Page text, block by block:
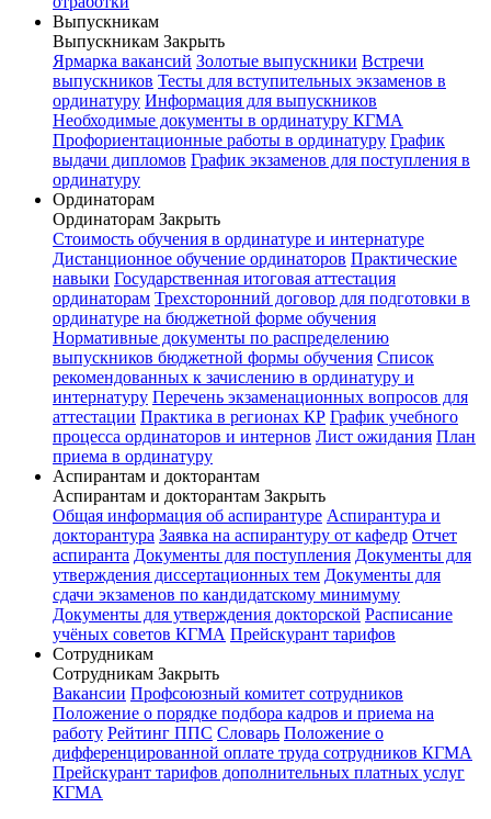
Выпускникам
Выпускникам Закрыть
Ярмарка вакансий Золотые выпускники Встречи
выпускников Тесты для вступительных экзаменов в
ординатуру Информация для выпускников
Необходимые документы в ординатуру КГМА
Профориентационные работы в ординатуру График
выдачи дипломов График экзаменов для поступления в
ординатуру
Ординаторам
Ординаторам Закрыть
Стоимость обучения в ординатуре и интернатуре
Дистанционное обучение ординаторов Практические
навыки Государственная итоговая аттестация
ординаторам Трехсторонний договор для подготовки в
ординатуре на бюджетной форме обучения
Нормативные документы по распределению
выпускников бюджетной формы обучения Список
рекомендованных к зачислению в ординатуру и
интернатуру Перечень экзаменационных вопросов для
аттестации Практика в регионах КР График учебного
процесса ординаторов и интернов Лист ожидания План
приема в ординатуру
Аспирантам и докторантам
Аспирантам и докторантам Закрыть
Общая информация об аспирантуре Аспирантура и
докторантура Заявка на аспирантуру от кафедр Отчет
аспиранта Документы для поступления Документы для
утверждения диссертационных тем Документы для
сдачи экзаменов по кандидатскому минимуму
Документы для утверждения докторской Расписание
учёных советов КГМА Прейскурант тарифов
Сотрудникам
Сотрудникам Закрыть
Вакансии Профсоюзный комитет сотрудников
Положение о порядке подбора кадров и приема на
работу Рейтинг ППС Словарь Положение о
дифференцированной оплате труда сотрудников КГМА
Прейскурант тарифов дополнительных платных услуг
КГМА